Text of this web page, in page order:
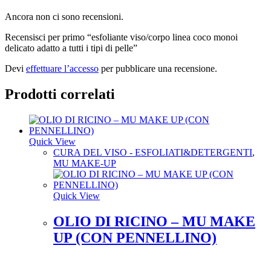
Ancora non ci sono recensioni.
Recensisci per primo “esfoliante viso/corpo linea coco monoi
delicato adatto a tutti i tipi di pelle”
Devi effettuare l’accesso per pubblicare una recensione.
Prodotti correlati
Quick View
CURA DEL VISO - ESFOLIATI&DETERGENTI,
MU MAKE-UP
Quick View
OLIO DI RICINO – MU MAKE
UP (CON PENNELLINO)